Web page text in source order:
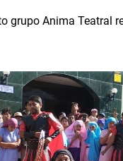
grupo Anima Teatral